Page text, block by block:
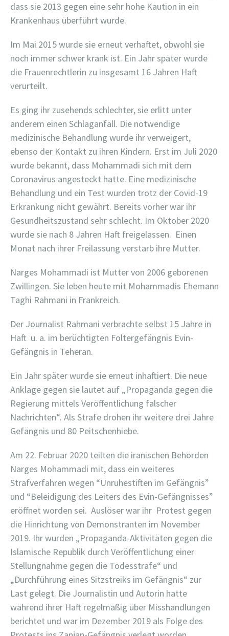
dass sie 2013 gegen eine sehr hohe Kaution in ein
Krankenhaus überführt wurde.
Im Mai 2015 wurde sie erneut verhaftet, obwohl sie
noch immer schwer krank ist. Ein Jahr später wurde
die Frauenrechtlerin zu insgesamt 16 Jahren Haft
verurteilt.
Es ging ihr zusehends schlechter, sie erlitt unter
anderem einen Schlaganfall. Die notwendige
medizinische Behandlung wurde ihr verweigert,
ebenso der Kontakt zu ihren Kindern. Erst im Juli 2020
wurde bekannt, dass Mohammadi sich mit dem
Coronavirus angesteckt hatte. Eine medizinische
Behandlung und ein Test wurden trotz der Covid-19
Erkrankung nicht gewährt. Bereits vorher war ihr
Gesundheitszustand sehr schlecht. Im Oktober 2020
wurde sie nach 8 Jahren Haft freigelassen. Einen
Monat nach ihrer Freilassung verstarb ihre Mutter.
Narges Mohammadi ist Mutter von 2006 geborenen
Zwillingen. Sie leben heute mit Mohammadis Ehemann
Taghi Rahmani in Frankreich.
Der Journalist Rahmani verbrachte selbst 15 Jahre in
Haft u. a. im berüchtigten Foltergefängnis Evin-
Gefängnis in Teheran.
Ein Jahr später wurde sie erneut inhaftiert. Die neue
Anklage gegen sie lautet auf „Propaganda gegen die
Regierung mittels Veröffentlichung falscher
Nachrichten“. Als Strafe drohen ihr weitere drei Jahre
Gefängnis und 80 Peitschenhiebe.
Am 22. Februar 2020 teilten die iranischen Behörden
Narges Mohammadi mit, dass ein weiteres
Strafverfahren wegen “Unruhestiften im Gefängnis”
und “Beleidigung des Leiters des Evin-Gefängnisses”
eröffnet worden sei. Auslöser war ihr Protest gegen
die Hinrichtung von Demonstranten im November
2019. Ihr wurden „Propaganda-Aktivitäten gegen die
Islamische Republik durch Veröffentlichung einer
Stellungnahme gegen die Todesstrafe“ und
„Durchführung eines Sitzstreiks im Gefängnis“ zur
Last gelegt. Die Journalistin und Autorin hatte
während ihrer Haft regelmäßig über Misshandlungen
berichtet und war im Dezember 2019 als Folge des